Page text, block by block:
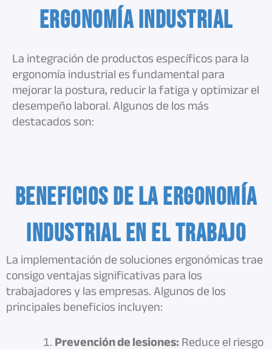
Ergonomía Industrial
La integración de productos específicos para la
ergonomía industrial es fundamental para
mejorar la postura, reducir la fatiga y optimizar el
desempeño laboral. Algunos de los más
destacados son:
Beneficios de la Ergonomía
Industrial en el trabajo
La implementación de soluciones ergonómicas trae
consigo ventajas significativas para los
trabajadores y las empresas. Algunos de los
principales beneficios incluyen:
Prevención de lesiones:Reduce el riesgo